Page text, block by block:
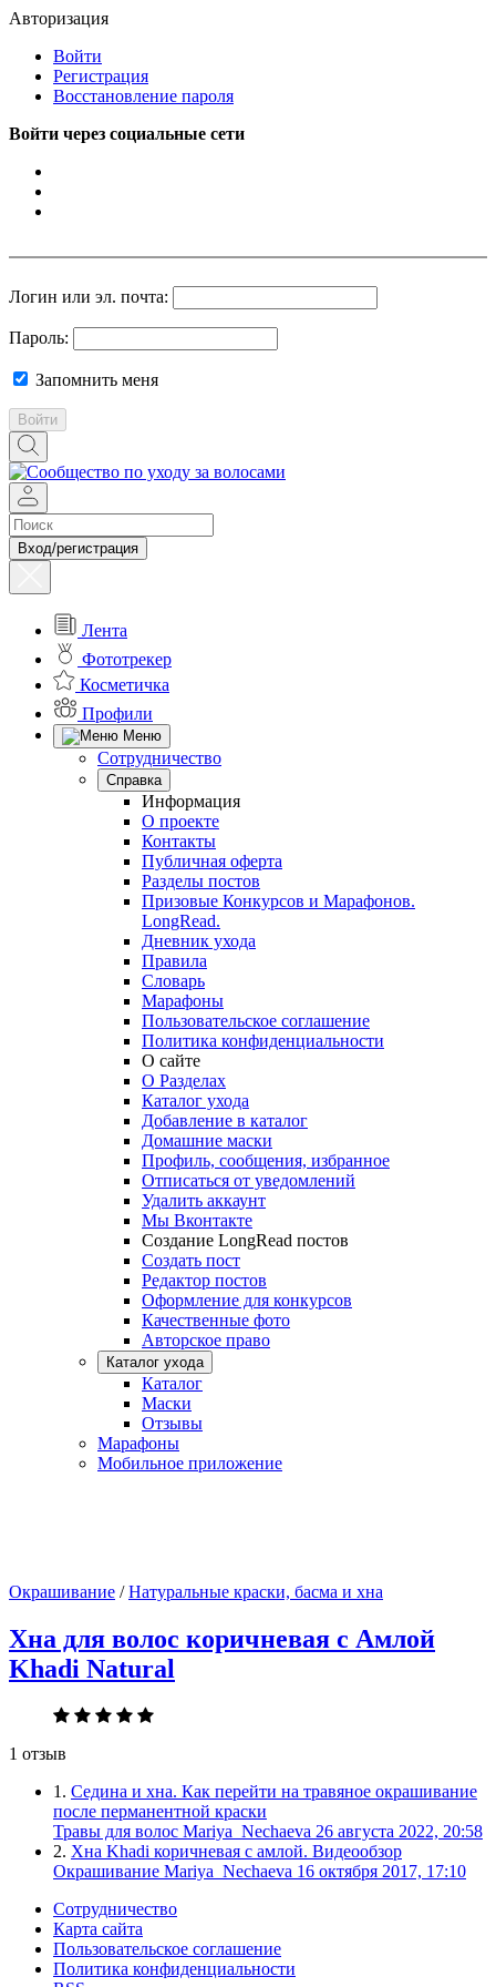
Авторизация
Войти
Регистрация
Восстановление пароля
Войти через социальные сети
Логин или эл. почта:
Пароль:
Запомнить меня
Войти
Вход/регистрация
Лента
Фототрекер
Косметичка
Профили
Меню
Сотрудничество
Справка
Информация
О проекте
Контакты
Публичная оферта
Разделы постов
Призовые Конкурсов и Марафонов.
LongRead.
Дневник ухода
Правила
Словарь
Марафоны
Пользовательское соглашение
Политика конфиденциальности
О сайте
О Разделах
Каталог ухода
Добавление в каталог
Домашние маски
Профиль, сообщения, избранное
Отписаться от уведомлений
Удалить аккаунт
Мы Вконтакте
Создание LongRead постов
Создать пост
Редактор постов
Оформление для конкурсов
Качественные фото
Авторское право
Каталог ухода
Каталог
Маски
Отзывы
Марафоны
Мобильное приложение
Окрашивание /Натуральные краски, басма и хна
Хна для волос коричневая с Амлой
Khadi Natural
1 отзыв
1. Седина и хна. Как перейти на травяное окрашивание
после перманентной краски
Травы для волос Mariya_Nechaeva 26 августа 2022, 20:58
2. Хна Khadi коричневая с амлой. Видеообзор
Окрашивание Mariya_Nechaeva 16 октября 2017, 17:10
Сотрудничество
Карта сайта
Пользовательское соглашение
Политика конфиденциальности